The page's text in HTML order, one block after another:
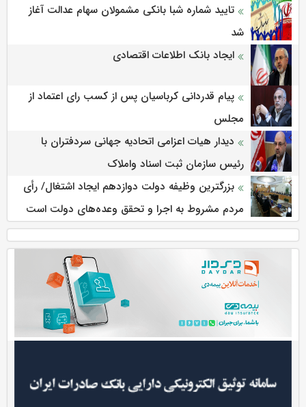
تایید شماره شبا بانکی مشمولان سهام عدالت آغاز
شد
ایجاد بانک اطلاعات اقتصادی
پیام قدردانی کرباسیان پس از کسب رای اعتماد از
مجلس
دیدار هیات اعزامی اتحادیه جهانی سردفتران با
رئیس سازمان ثبت اسناد واملاک
بزرگترین وظیفه دولت دوازدهم ایجاد اشتغال/ رأی
مردم مشروط به اجرا و تحقق وعده‌های دولت است